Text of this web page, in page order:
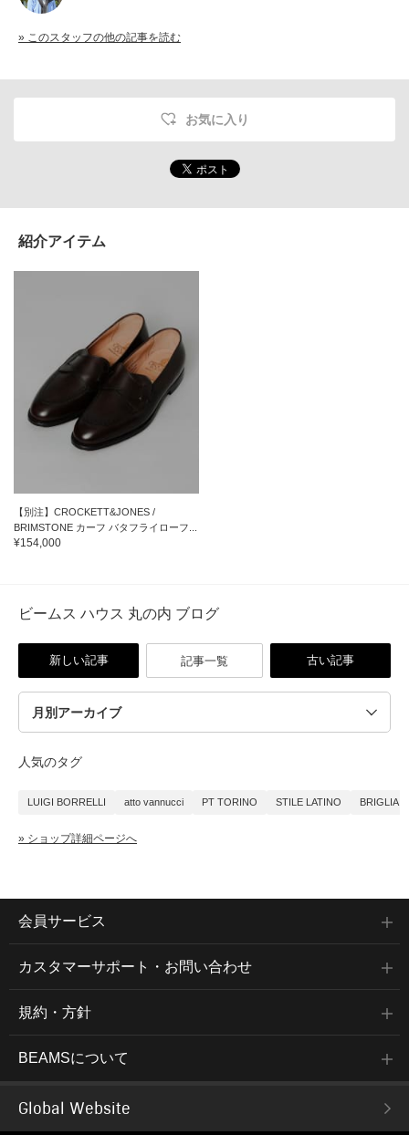
» このスタッフの他の記事を読む
お気に入り
紹介アイテム
【別注】CROCKETT&JONES /
BRIMSTONE カーフ バタフライローフ...
¥154,000
ビームス ハウス 丸の内 ブログ
新しい記事 記事一覧 古い記事
人気のタグ
LUIGI BORRELLI atto vannucci PT TORINO STILE LATINO BRIGLIA
» ショップ詳細ページへ
会員サービス
カスタマーサポート・お問い合わせ
規約・方針
BEAMSについて
Global Website